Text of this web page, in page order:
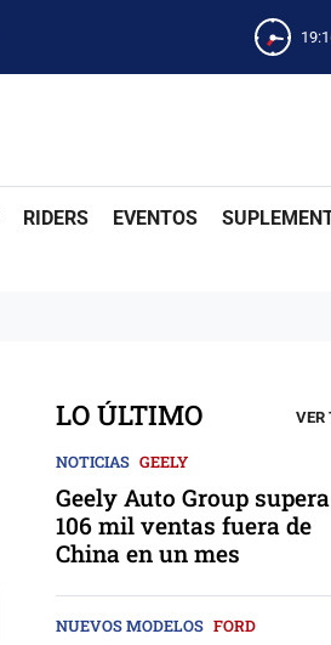
RIDERS EVENTOS
LO ÚLTIMO VER
NOTICIAS GEELY
Geely Auto Group
106 mil ventas fuera de
China en un mes
NUEVOS MODELOS FORD